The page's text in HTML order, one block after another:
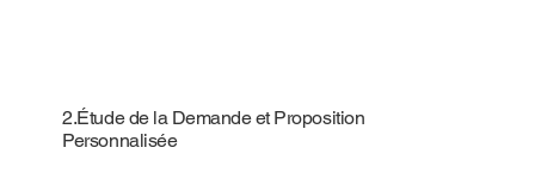
2.Étude de la Demande et Proposition
Personnalisée